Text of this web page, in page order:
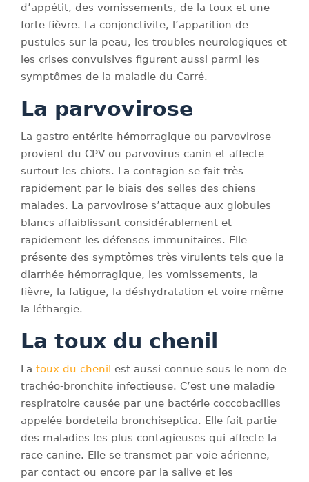
d’appétit, des vomissements, de la toux et une
forte fièvre. La conjonctivite, l’apparition de
pustules sur la peau, les troubles neurologiques et
les crises convulsives figurent aussi parmi les
symptômes de la maladie du Carré.
La parvovirose
La gastro-entérite hémorragique ou parvovirose
provient du CPV ou parvovirus canin et affecte
surtout les chiots. La contagion se fait très
rapidement par le biais des selles des chiens
malades. La parvovirose s’attaque aux globules
blancs affaiblissant considérablement et
rapidement les défenses immunitaires. Elle
présente des symptômes très virulents tels que la
diarrhée hémorragique, les vomissements, la
fièvre, la fatigue, la déshydratation et voire même
la léthargie.
La toux du chenil
La toux du chenil est aussi connue sous le nom de
trachéo-bronchite infectieuse. C’est une maladie
respiratoire causée par une bactérie coccobacilles
appelée bordeteila bronchiseptica. Elle fait partie
des maladies les plus contagieuses qui affecte la
race canine. Elle se transmet par voie aérienne,
par contact ou encore par la salive et les